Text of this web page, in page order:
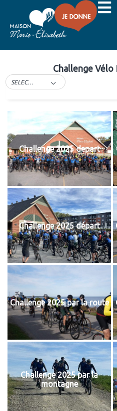
Challenge
Plein Air
Challenge Vélo
SELECT TAG
Challenge 2025 depart
Challenge 2025 départ
Challenge 2025 par la route
Challenge 2025 par la
montagne